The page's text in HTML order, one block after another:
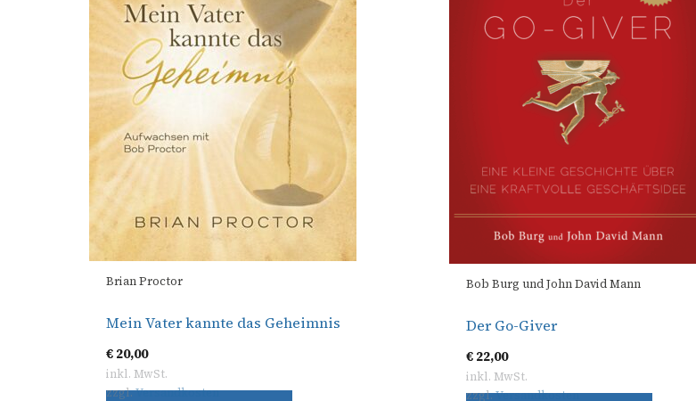
Brian Proctor
Mein Vater kannte das Geheimnis
€ 20,00
inkl. MwSt.
zzgl.Versandkosten
Bob Burg und John David Mann
Der Go-Giver
€ 22,00
inkl. MwSt.
zzgl.Versandkosten